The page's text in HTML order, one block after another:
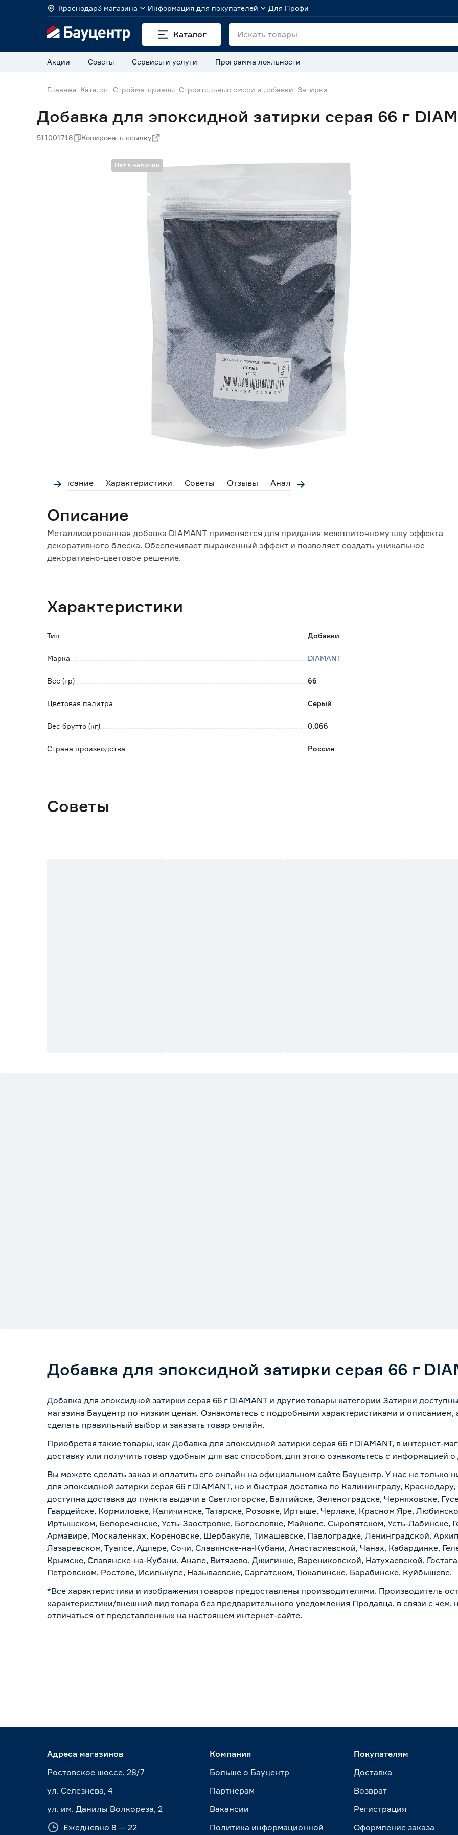
Краснодар3 магазина Информация для покупателей Для Профи
Каталог
Акции Советы Сервисы и услуги Программа лояльности
Главная Каталог Стройматериалы Строительные смеси и добавки Затирки
Добавка для эпоксидной затирки серая 66 г
511001718 Копировать ссылку
Нет в наличии
Описание Характеристики Советы Отзывы Аналоги
Описание
Металлизированная добавка DIAMANT применяется для придания межплиточному шву эффекта
декоративного блеска. Обеспечивает выраженный эффект и позволяет создать уникальное
декоративно-цветовое решение.
г) на 1 кг затирочного состава. Смешивание продукта в иной пропорции или с иной затиркой не
Характеристики
Тип Добавки
Марка DIAMANT
Вес (гр) 66
Цветовая палитра Серый
Вес брутто (кг) 0.066
Страна производства Россия
Советы
Добавка для эпоксидной затирки серая 66 г
Добавка для эпоксидной затирки серая 66 г DIAMANT и другие товары категории Затирки
магазина Бауцентр по низким ценам. Ознакомьтесь с подробными характеристиками и
сделать правильный выбор и заказать товар онлайн.
Приобретая такие товары, как Добавка для эпоксидной затирки серая 66 г DIAMANT, в интернет-
доставку или получить товар удобным для вас способом, для этого ознакомьтесь с информацией о
Вы можете сделать заказ и оплатить его онлайн на официальном сайте Бауцентр. У нас не только
для эпоксидной затирки серая 66 г DIAMANT, но и быстрая доставка по Калининграду,
доступна доставка до пункта выдачи в Светлогорске, Балтийске, Зеленоградске, Черняховске,
Гвардейске, Кормиловке, Каличинске, Татарске, Розовке, Иртыше, Черлаке, Красном Яре,
Иртышском, Белореченске, Усть-Заостровке, Богословке, Майкопе, Сыропятском, Усть-Лабинске,
Армавире, Москаленках, Кореновске, Шербакуле, Тимашевске, Павлоградке, Ленинградской,
Лазаревском, Туапсе, Адлере, Сочи, Славянске-на-Кубани, Анастасиевской, Чанах, Кабардинке,
Крымске, Славянске-на-Кубани, Анапе, Витязево, Джигинке, Варениковской, Натухаевской,
Петровском, Ростове, Исилькуле, Называевске, Саргатском, Тюкалинске, Барабинске, Куйбышеве.
*Все характеристики и изображения товаров предоставлены производителями. Производитель
характеристики/внешний вид товара без предварительного уведомления Продавца, в связи с чем,
отличаться от представленных на настоящем интернет-сайте.
Адреса магазинов
Ростовское шоссе, 28/7
ул. Селезнева, 4
ул. им. Данилы Волкореза, 2
Ежедневно 8 — 22
Компания
Больше о Бауцентр
Партнерам
Вакансии
Политика информационной
Покупателям
Доставка
Возврат
Регистрация
Оформление заказа